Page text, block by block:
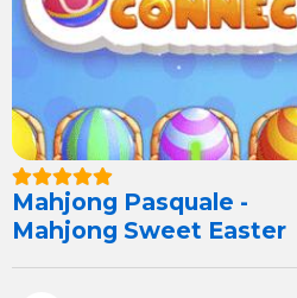
Mahjong Pasquale -
Mahjong Sweet Easter